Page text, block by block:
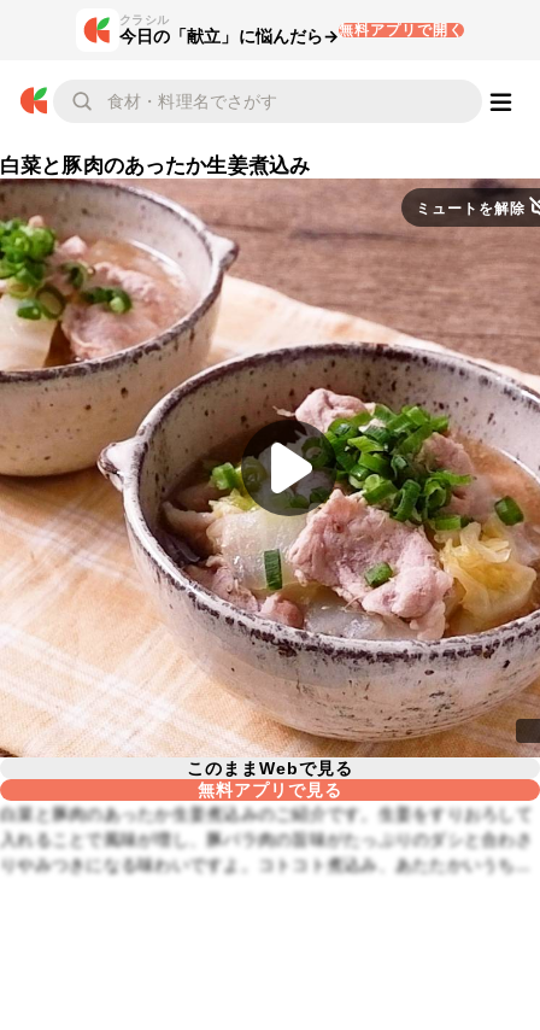
クラシル
今日の「献立」に悩んだら→無料アプリで開く
白菜と豚肉のあったか生姜煮込み
ミュートを解除
このままWebで見る
無料アプリで見る
白菜と豚肉のあったか生姜煮込みのご紹介です。生姜をすりおろして
入れることで風味が増し、豚バラ肉の旨味がたっぷりのダシと合わさ
りやみつきになる味わいですよ。コトコト煮込み、あたたかいうちに